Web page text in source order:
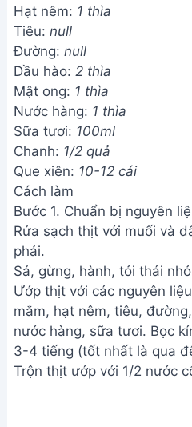
Hạt nêm: 1 thìa
Tiêu: null
Đường: null
Dầu hào: 2 thìa
Mật ong: 1 thìa
Nước hàng: 1 thìa
Sữa tươi: 100ml
Chanh: 1/2 quả
Que xiên: 10-12 cái
Cách làm
Bước 1. Chuẩn bị nguyên
Rửa sạch thịt với muối và
phải.
Sả, gừng, hành, tỏi thái
Ướp thịt với các nguyên
mắm, hạt nêm, tiêu,
nước hàng, sữa tươi. Bọc
3-4 tiếng (tốt nhất là qua
Trộn thịt ướp với 1/2 nước